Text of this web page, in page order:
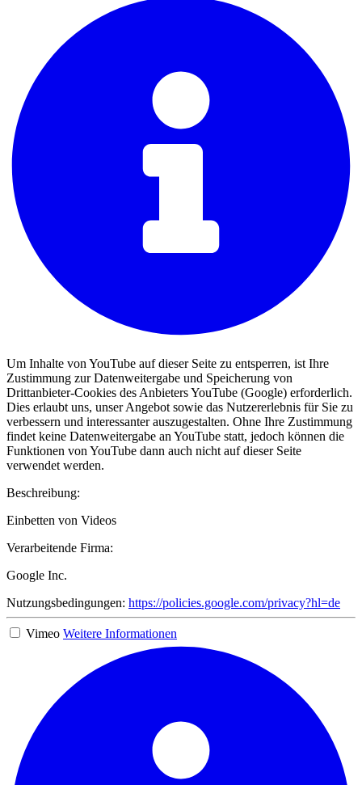
Um Inhalte von YouTube auf dieser Seite zu entsperren, ist Ihre
Zustimmung zur Datenweitergabe und Speicherung von
Drittanbieter-Cookies des Anbieters YouTube (Google) erforderlich.
Dies erlaubt uns, unser Angebot sowie das Nutzererlebnis für Sie zu
verbessern und interessanter auszugestalten. Ohne Ihre Zustimmung
findet keine Datenweitergabe an YouTube statt, jedoch können die
Funktionen von YouTube dann auch nicht auf dieser Seite
verwendet werden.
Beschreibung:
Einbetten von Videos
Verarbeitende Firma:
Google Inc.
Nutzungsbedingungen: https://policies.google.com/privacy?hl=de
Vimeo Weitere Informationen